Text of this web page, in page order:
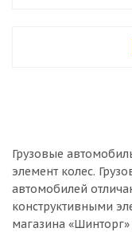
Грузовые
элемент колес.
автомобилей
конструктивными
магазина